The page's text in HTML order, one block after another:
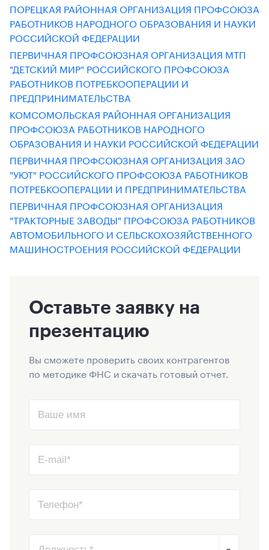
ПОРЕЦКАЯ РАЙОННАЯ ОРГАНИЗАЦИЯ ПРОФСОЮЗА
РАБОТНИКОВ НАРОДНОГО ОБРАЗОВАНИЯ И НАУКИ
РОССИЙСКОЙ ФЕДЕРАЦИИ
ПЕРВИЧНАЯ ПРОФСОЮЗНАЯ ОРГАНИЗАЦИЯ МТП
"ДЕТСКИЙ МИР" РОССИЙСКОГО ПРОФСОЮЗА
РАБОТНИКОВ ПОТРЕБКООПЕРАЦИИ И
ПРЕДПРИНИМАТЕЛЬСТВА
КОМСОМОЛЬСКАЯ РАЙОННАЯ ОРГАНИЗАЦИЯ
ПРОФСОЮЗА РАБОТНИКОВ НАРОДНОГО
ОБРАЗОВАНИЯ И НАУКИ РОССИЙСКОЙ ФЕДЕРАЦИИ
ПЕРВИЧНАЯ ПРОФСОЮЗНАЯ ОРГАНИЗАЦИЯ ЗАО
"УЮТ" РОССИЙСКОГО ПРОФСОЮЗА РАБОТНИКОВ
ПОТРЕБКООПЕРАЦИИ И ПРЕДПРИНИМАТЕЛЬСТВА
ПЕРВИЧНАЯ ПРОФСОЮЗНАЯ ОРГАНИЗАЦИЯ
"ТРАКТОРНЫЕ ЗАВОДЫ" ПРОФСОЮЗА РАБОТНИКОВ
АВТОМОБИЛЬНОГО И СЕЛЬСКОХОЗЯЙСТВЕННОГО
МАШИНОСТРОЕНИЯ РОССИЙСКОЙ ФЕДЕРАЦИИ
Оставьте заявку на
презентацию
Вы сможете проверить своих контрагентов
по методике ФНС и скачать готовый отчет.